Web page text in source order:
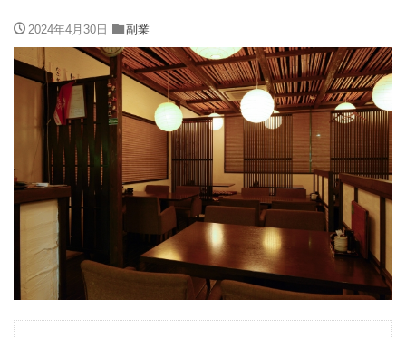
2024年4月30日 副業